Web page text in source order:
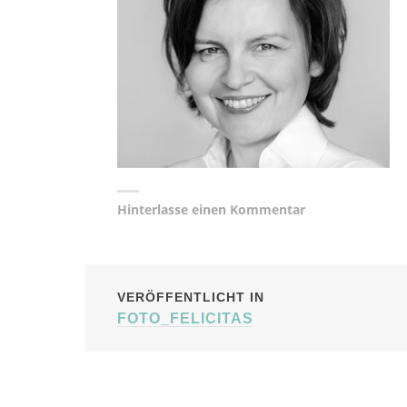
Hinterlasse einen Kommentar
VERÖFFENTLICHT IN
FOTO_FELICITAS